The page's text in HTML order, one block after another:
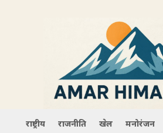
राष्ट्रीय राजनीति खेल मनोरंजन